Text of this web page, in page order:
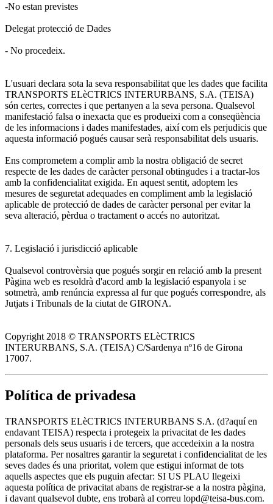
-No estan previstes
Delegat protecció de Dades
- No procedeix.
L'usuari declara sota la seva responsabilitat que les dades que facilita
TRANSPORTS ELèCTRICS INTERURBANS, S.A. (TEISA)
són certes, correctes i que pertanyen a la seva persona. Qualsevol
manifestació falsa o inexacta que es produeixi com a conseqüència
de les informacions i dades manifestades, així com els perjudicis que
aquesta informació pogués causar serà responsabilitat dels usuaris.
Ens comprometem a complir amb la nostra obligació de secret
respecte de les dades de caràcter personal obtingudes i a tractar-los
amb la confidencialitat exigida. En aquest sentit, adoptem les
mesures de seguretat adequades en compliment amb la legislació
aplicable de protecció de dades de caràcter personal per evitar la
seva alteració, pèrdua o tractament o accés no autoritzat.
7. Legislació i jurisdicció aplicable
Qualsevol controvèrsia que pogués sorgir en relació amb la present
Pàgina web es resoldrà d'acord amb la legislació espanyola i se
sotmetrà, amb renúncia expressa al fur que pogués correspondre, als
Jutjats i Tribunals de la ciutat de GIRONA.
Copyright 2018 © TRANSPORTS ELèCTRICS
INTERURBANS, S.A. (TEISA) C/Sardenya nº16 de Girona
17007.
Política de privadesa
TRANSPORTS ELèCTRICS INTERURBANS S.A. (d?aquí en
endavant TEISA) respecta i protegeix la privacitat de les dades
personals dels seus usuaris i de tercers, que accedeixin a la nostra
plataforma. Per nosaltres garantir la seguretat i confidencialitat de les
seves dades és una prioritat, volem que estigui informat de tots
aquells aspectes que els puguin afectar: SI US PLAU llegeixi
aquesta política de privacitat abans de registrar-se a la nostra pàgina,
i davant qualsevol dubte, ens trobarà al correu lopd@teisa-bus.com.